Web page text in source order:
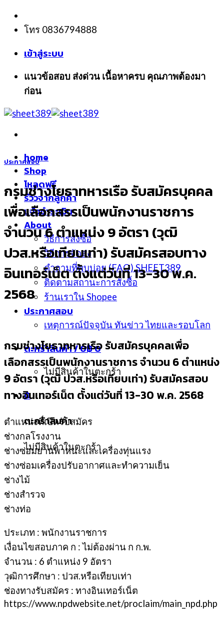
Skip
content
โทร 0836794888
เข้าสู่ระบบ
แนวข้อสอบ ส่งด่วน เนื้อหาครบ คุณภาพต้องมา
ก่อน
home
Shop
โหลดฟรี
รีวิวจากลูกค้า
แจ้งชำระเงิน
About
วิธีการสั่งซื้อ
วิธีการจัดส่ง
คำถามที่พบบ่อย (FAQ) SHEET389
ติดตามสถานะการสั่งซื้อ
ร้านเราใน Shopee
ประกาศสอบ
เหตุการณ์ปัจจุบัน ทันข่าว ไทยและรอบโลก
ตะกร้าสินค้า /0฿0
ไม่มีสินค้าในตะกร้า
0
ตะกร้าสินค้า
ไม่มีสินค้าในตะกร้า
ประกาศสอบ
กรมช่างโยธาทหารเรือ รับสมัครบุคคล
เพื่อเลือกสรรเป็นพนักงานราชการ
จำนวน 6 ตำแหน่ง 9 อัตรา (วุฒิ
ปวส.หรือเทียบเท่า) รับสมัครสอบทาง
อินเทอร์เน็ต ตั้งแต่วันที่ 13-30 พ.ค.
2568
กรมช่างโยธาทหารเรือ รับสมัครบุคคลเพื่อ
เลือกสรรเป็นพนักงานราชการ จำนวน 6 ตำแหน่ง
9 อัตรา (วุฒิ ปวส.หรือเทียบเท่า) รับสมัครสอบ
ทางอินเทอร์เน็ต ตั้งแต่วันที่ 13-30 พ.ค. 2568
ตำแหน่งที่เปิดรับสมัคร
ช่างกลโรงงาน
ช่างซ่อมยานพาหนะและเครื่องทุ่นแรง
ช่างซ่อมเครื่องปรับอากาศและทำความเย็น
ช่างไม้
ช่างสำรวจ
ช่างท่อ
ประเภท : พนักงานราชการ
เงื่อนไขสอบภาค ก : ไม่ต้องผ่าน ก ก.พ.
จำนวน : 6 ตำแหน่ง 9 อัตรา
วุฒิการศึกษา : ปวส.หรือเทียบเท่า
ช่องทางรับสมัคร : ทางอินเทอร์เน็ต
https://www.npdwebsite.net/proclaim/main_npd.php